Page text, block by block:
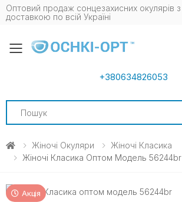
Оптовий продаж сонцезахисних окулярів з
доставкою по всій Україні
Toggle mobile menu
+380634826053
Search
Жіночі Окуляри
Жіночі Класика
Жіночі Класика Оптом Модель 56244br
Акція